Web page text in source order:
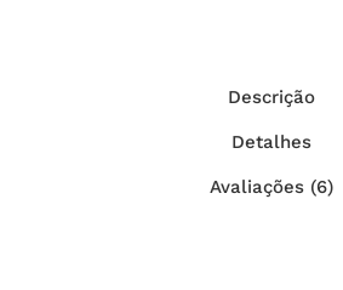
Descrição
Detalhes
Avaliações (6)